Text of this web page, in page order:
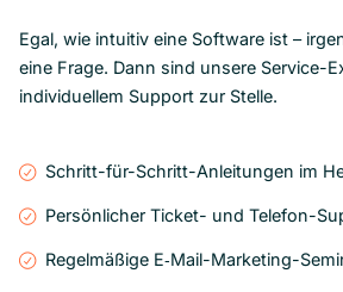
Egal, wie intuitiv eine Software ist –
eine Frage. Dann sind unsere Service-
individuellem Support zur Stelle.
Schritt-für-Schritt-Anleitungen im
Persönlicher Ticket- und Telefon-
Regelmäßige E‑Mail-Marketing-